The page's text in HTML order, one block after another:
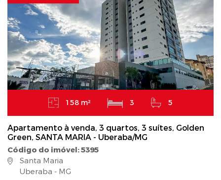
158 m² 3 5
Apartamento à venda, 3 quartos, 3 suítes, Golden
Green, SANTA MARIA - Uberaba/MG
Código do imóvel: 5395
Santa Maria
Uberaba - MG